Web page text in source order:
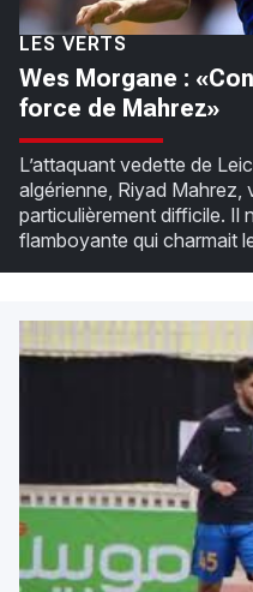
LES VERTS
Wes Morgane :
force de Mahrez»
L’attaquant vedette de
algérienne, Riyad Mahrez,
particulièrement difficile. Il
flamboyante qui charmait